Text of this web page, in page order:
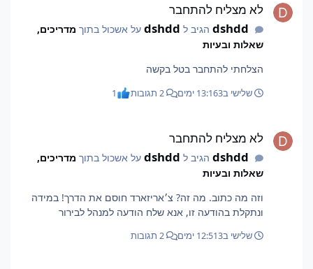
לא מצליח להתחבר
dshddהגיב ל dshddעל אשכול בתוך מדריכים,
שאלות ובעיות
הצלחתי להתחבר בטל בקשה
שלישי ב13:163 ימים 1
לא מצליח להתחבר
dshddהגיב ל dshddעל אשכול בתוך מדריכים,
שאלות ובעיות
וזה מה כתוב. מה זה? צ׳אריזארד חוסם את הדרך! במידה
ונתקלת בהודעה זו, אנא שלח הודעה למנהל לבירור
שלישי ב12:513 ימים